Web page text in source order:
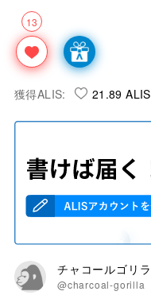
13
獲得ALIS: 21.89 ALIS
チャコールゴリラ
@charcoal-gorilla